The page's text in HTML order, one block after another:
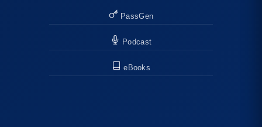
PassGen
Podcast
eBooks